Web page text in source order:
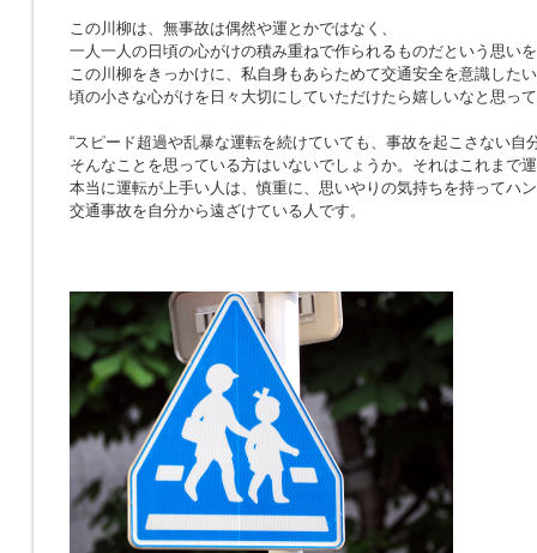
この川柳は、無事故は偶然や運とかではなく、
一人一人の日頃の心がけの積み重ねで作られるものだという思い
この川柳をきっかけに、私自身もあらためて交通安全を意識した
頃の小さな心がけを日々大切にしていただけたら嬉しいなと思っ
“スピード超過や乱暴な運転を続けていても、事故を起こさない自
そんなことを思っている方はいないでしょうか。それはこれまで
本当に運転が上手い人は、慎重に、思いやりの気持ちを持ってハ
交通事故を自分から遠ざけている人です。